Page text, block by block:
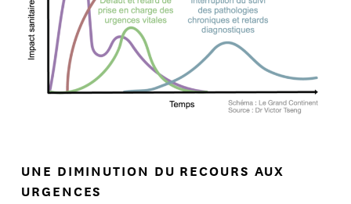
UNE DIMINUTION DU RECOURS AUX
URGENCES